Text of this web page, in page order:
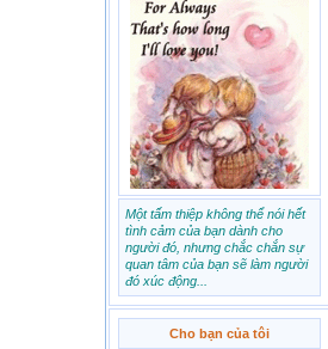
Một tấm thiệp không thể nói hết
tình cảm của bạn dành cho
người đó, nhưng chắc chắn sự
quan tâm của bạn sẽ làm người
đó xúc động...
Cho bạn của tôi